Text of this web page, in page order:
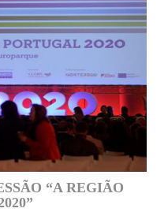
“A REGIÃO